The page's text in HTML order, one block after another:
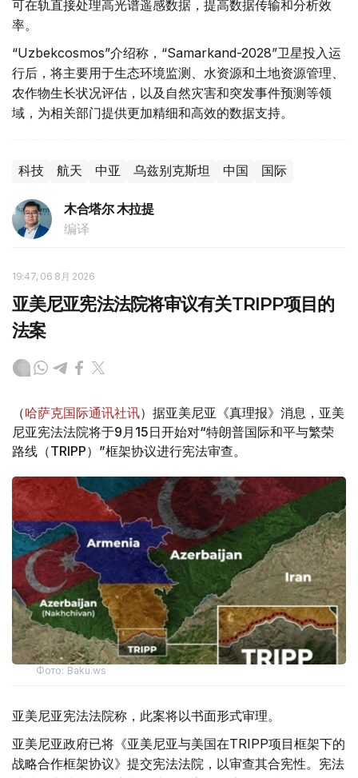
可在轨直接处理高光谱遥感数据，提高数据传输和分析效
率。
“Uzbekcosmos”介绍称，“Samarkand-2028”卫星投入运
行后，将主要用于生态环境监测、水资源和土地资源管理、
农作物生长状况评估，以及自然灾害和突发事件预测等领
域，为相关部门提供更加精细和高效的数据支持。
科技 航天 中亚 乌兹别克斯坦 中国 国际
木合塔尔 木拉提
编译
19:47, 06 8月 2026
亚美尼亚宪法法院将审议有关TRIPP项目的
法案
（哈萨克国际通讯社讯）据亚美尼亚《真理报》消息，亚美
尼亚宪法法院将于9月15日开始对“特朗普国际和平与繁荣
路线（TRIPP）”框架协议进行宪法审查。
Фото: Baku.ws
亚美尼亚宪法法院称，此案将以书面形式审理。
亚美尼亚政府已将《亚美尼亚与美国在TRIPP项目框架下的
战略合作框架协议》提交宪法法院，以审查其合宪性。宪法